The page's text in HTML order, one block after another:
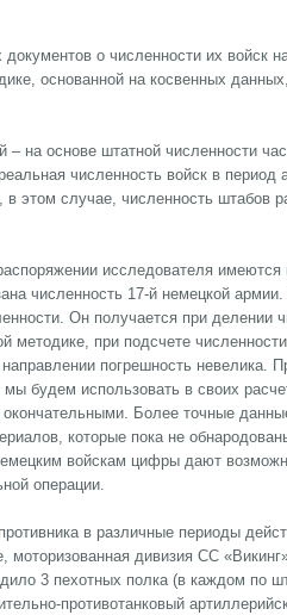
о численности их войск
основанной на косвенных
на основе штатной численности
численность войск в период
этом случае, численность штабов
исследователя имеются
численность 17-й немецкой
Он получается при делении
методике, при подсчете
погрешность невелика.
будем использовать в своих
Более точные
которые пока не
войскам цифры дают
операции.
в различные периоды
моторизованная дивизия СС
3 пехотных полка (в каждом по
противотанковый